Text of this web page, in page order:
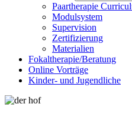
Paartherapie
Modulsystem
Supervision
Zertifizierung
Materialien
Fokaltherapie/Beratung
Online Vorträge
Kinder- und Jugendliche